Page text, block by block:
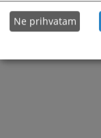
for
Ne prihvatam